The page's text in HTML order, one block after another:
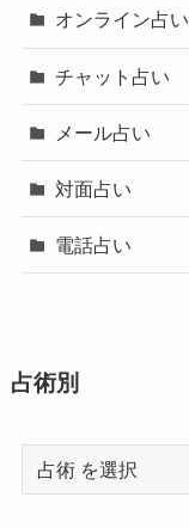
オンライン占い
チャット占い
メール占い
対面占い
電話占い
占術別
術